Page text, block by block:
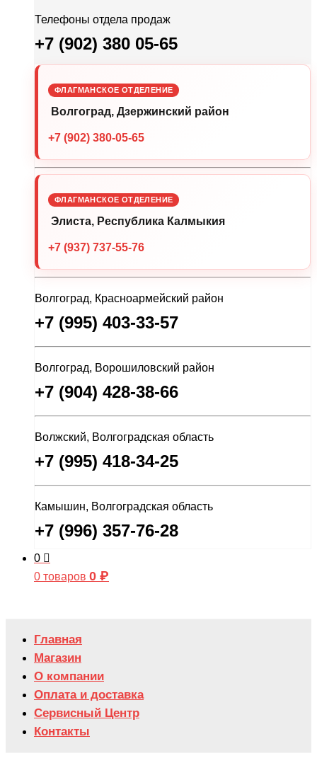
Телефоны отдела продаж
+7 (902) 380 05-65
ФЛАГМАНСКОЕ ОТДЕЛЕНИЕ
Волгоград, Дзержинский район
+7 (902) 380-05-65
ФЛАГМАНСКОЕ ОТДЕЛЕНИЕ
Элиста, Республика Калмыкия
+7 (937) 737-55-76
Волгоград, Красноармейский район
+7 (995) 403-33-57
Волгоград, Ворошиловский район
+7 (904) 428-38-66
Волжский, Волгоградская область
+7 (995) 418-34-25
Камышин, Волгоградская область
+7 (996) 357-76-28
0
0 товаров 0 ₽
Главная
Магазин
О компании
Оплата и доставка
Сервисный Центр
Контакты